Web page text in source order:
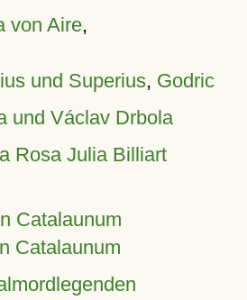
von Aire,
und Superius, Godric
und Václav Drbola
Rosa Julia Billiart
Catalaunum
Catalaunum